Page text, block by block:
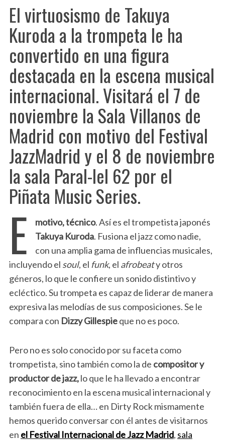
El virtuosismo de Takuya
Kuroda a la trompeta le ha
convertido en una figura
destacada en la escena musical
internacional. Visitará el 7 de
noviembre la Sala Villanos de
Madrid con motivo del Festival
JazzMadrid y el 8 de noviembre
la sala Paral-lel 62 por el
Piñata Music Series.
E motivo, técnico. Así es el trompetista japonés
Takuya Kuroda. Fusiona el jazz como nadie,
con una amplia gama de influencias musicales,
incluyendo el soul, el funk, el afrobeaty otros
géneros, lo que le confiere un sonido distintivo y
ecléctico. Su trompeta es capaz de liderar de manera
expresiva las melodías de sus composiciones. Se le
compara con Dizzy Gillespieque no es poco.
Pero no es solo conocido por su faceta como
trompetista, sino también como la de compositor y
productor de jazz,lo que le ha llevado a encontrar
reconocimiento en la escena musical internacional y
también fuera de ella… en Dirty Rock mismamente
hemos querido conversar con él antes de visitarnos
en el Festival Internacional de Jazz Madrid, sala